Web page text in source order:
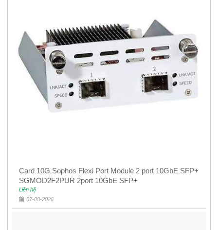
Card 10G Sophos Flexi Port Module 2 port 10GbE SFP+
SGMOD2F2PUR 2port 10GbE SFP+
Liên hệ
07-08-2026